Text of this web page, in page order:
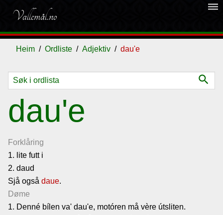
Vallemål.no
dehaze
Heim Ordliste Adjektiv dau'e
search
dau'e
Forklåring
1. lite futt i
2. daud
Sjå også daue.
Døme
1. Denné bílen va' dau'e, motóren må vère útsliten.
Ordliste
Om
vallemålet
Gjestebok
Nyhende